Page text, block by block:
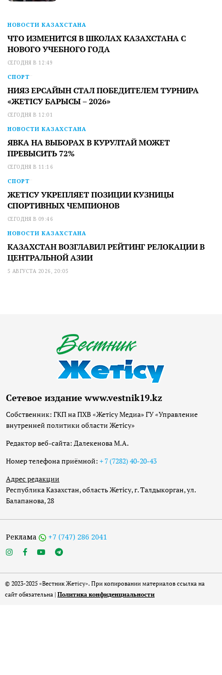
НОВОСТИ КАЗАХСТАНА
ЧТО ИЗМЕНИТСЯ В ШКОЛАХ КАЗАХСТАНА С
НОВОГО УЧЕБНОГО ГОДА
СЕГОДНЯ В 12:49
СПОРТ
НИЯЗ ЕРСАЙЫН СТАЛ ПОБЕДИТЕЛЕМ ТУРНИРА
«ЖЕТІСУ БАРЫСЫ – 2026»
СЕГОДНЯ В 12:01
НОВОСТИ КАЗАХСТАНА
ЯВКА НА ВЫБОРАХ В КУРУЛТАЙ МОЖЕТ
ПРЕВЫСИТЬ 72%
СЕГОДНЯ В 11:16
СПОРТ
ЖЕТІСУ УКРЕПЛЯЕТ ПОЗИЦИИ КУЗНИЦЫ
СПОРТИВНЫХ ЧЕМПИОНОВ
СЕГОДНЯ В 09:46
НОВОСТИ КАЗАХСТАНА
КАЗАХСТАН ВОЗГЛАВИЛ РЕЙТИНГ РЕЛОКАЦИИ В
ЦЕНТРАЛЬНОЙ АЗИИ
5 АВГУСТА 2026, 20:05
Сетевое издание www.vestnik19.kz
Собственник: ГКП на ПХВ «Жетісу Медиа» ГУ «Управление
внутренней политики области Жетісу»
Редактор веб-сайта: Далекенова М.А.
Номер телефона приёмной: + 7 (7282) 40-20-43
Адрес редакции
Республика Казахстан, область Жетісу, г. Талдыкорган, ул.
Балапанова, 28
Реклама +7 (747) 286 2041
© 2023-2025 «Вестник Жетісу». При копировании материалов ссылка на
сайт обязательна | Политика конфиденциальности